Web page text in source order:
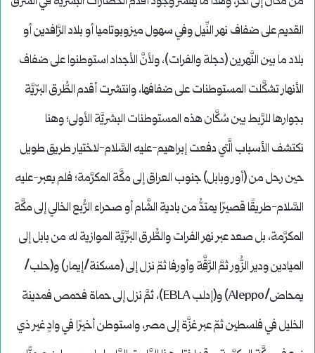
القديم على ضفاف نهر النِّيل وفي سهول ميزوبوتاميا أو بلاد الرَّافدين أو
بلاد ما بين النَّهرين (دجلة والفرات)، ولأنَّ الأجداد استوطنوا على ضفاف
الأنهار تشكَّلت المستوطنات على ضفافها، وانتشرت أقدم الطُّرق البرّيَّة
بجوارها للرَّبط بين سُكَّان هذه المستوطنات البشريَّة الأولى؛ وهنا
نكتشف الأسباب الَّتي دفعت إبراهيم-عليه السَّلام-لاختيار طريق طويل
حين رحل من (أور وبابل) جنوب العراق إلى مكَّة المكرَّمة؛ فلم يعبر-عليه
السَّلام-طريقًا قصيرًا يمتدُّ من بادية الشَّام أو صحراء الرُّبع الخالي إلى مكَّة
المكرَّمة، بل صعد عبر نهر الفرات والطُّرق البرِّيَّة الموازية له من بابل إلى
الميادين ودير الزُّور ثمَّ الرَّقَّة وأورفا ثمّ نزل إلى (مسكنة/إيمار) و(حلب/
يمحاض/Aleppo) و(إدلب EBLA)، ثمَّ نزل إلى حماة فحمص فمدينة
الخليل في فلسطين ثمّ عبر غزَّة إلى مصر، واستوطن أخيرًا في وادٍ غير ذي